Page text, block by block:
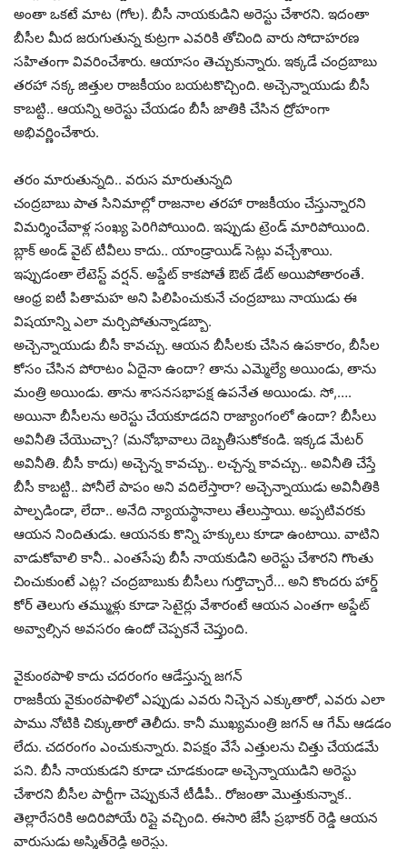
అంతా ఒకటే మాట (గోల). బీసీ నాయకుడిని అరెస్టు చేశారని. ఇదంతా
బీసీల మీద జరుగుతున్న కుట్రగా ఎవరికి తోచింది వారు సోదాహరణ
సహితంగా వివరించేశారు. ఆయాసం తెచ్చుకున్నారు. ఇక్కడే చంద్రబాబు
తరహా నక్క జిత్తుల రాజకీయం బయటకొచ్చింది. అచ్చెన్నాయుడు బీసీ
కాబట్టి.. ఆయన్ని అరెస్టు చేయడం బీసీ జాతికి చేసిన ద్రోహంగా
అభివర్ణించేశారు.
తరం మారుతున్నది.. వరుస మారుతున్నది
చంద్రబాబు పాత సినిమాల్లో రాజనాల తరహా రాజకీయం చేస్తున్నారని
విమర్శించేవాళ్ల సంఖ్య పెరిగిపోయింది. ఇప్పుడు ట్రెండ్ మారిపోయింది.
బ్లాక్ అండ్ వైట్ టీవీలు కాదు.. యాండ్రాయిడ్ సెట్లు వచ్చేశాయి.
ఇప్పుడంతా లేటెస్ట్ వర్షన్. అప్డేట్ కాకపోతే ఔట్ డేట్ అయిపోతారంతే.
ఆంధ్ర ఐటీ పితామహ అని పిలిపించుకునే చంద్రబాబు నాయుడు ఈ
విషయాన్ని ఎలా మర్చిపోతున్నాడబ్బా.
అచ్చెన్నాయుడు బీసీ కావచ్చు. ఆయన బీసీలకు చేసిన ఉపకారం, బీసీల
కోసం చేసిన పోరాటం ఏదైనా ఉందా? తాను ఎమ్మెల్యే అయిండు, తాను
మంత్రి అయిండు. తాను శాసనసభాపక్ష ఉపనేత అయిండు. సో,….
అయినా బీసీలను అరెస్టు చేయకూడదని రాజ్యాంగంలో ఉందా? బీసీలు
అవినీతి చేయొచ్చా? (మనోభావాలు దెబ్బతీసుకోకండి. ఇక్కడ మేటర్
అవినీతి. బీసీ కాదు) అచ్చెన్న కావచ్చు.. లచ్చన్న కావచ్చు.. అవినీతి చేస్తే
బీసీ కాబట్టి.. పోనీలే పాపం అని వదిలేస్తారా? అచ్చెన్నాయుడు అవినీతికి
పాల్పడిండా, లేదా.. అనేది న్యాయస్థానాలు తేలుస్తాయి. అప్పటివరకు
ఆయన నిందితుడు. ఆయనకు కొన్ని హక్కులు కూడా ఉంటాయి. వాటిని
వాడుకోవాలి కానీ.. ఎంతసేపు బీసీ నాయకుడిని అరెస్టు చేశారని గొంతు
చించుకుంటే ఎట్ల? చంద్రబాబుకు బీసీలు గుర్తొచ్చారే… అని కొందరు హార్డ్
కోర్ తెలుగు తమ్ముళ్లు కూడా సెటైర్లు వేశారంటే ఆయన ఎంతగా అప్డేట్
అవ్వాల్సిన అవసరం ఉందో చెప్పకనే చెప్తుంది.
వైకుంఠపాళి కాదు చదరంగం ఆడేస్తున్న జగన్
రాజకీయ వైకుంఠపాళిలో ఎప్పుడు ఎవరు నిచ్చెన ఎక్కుతారో, ఎవరు ఎలా
పాము నోటికి చిక్కుతారో తెలీదు. కానీ ముఖ్యమంత్రి జగన్ ఆ గేమ్ ఆడడం
లేదు. చదరంగం ఎంచుకున్నారు. విపక్షం వేసే ఎత్తులను చిత్తు చేయడమే
పని. బీసీ నాయకుడని కూడా చూడకుండా అచ్చెన్నాయుడిని అరెస్టు
చేశారని బీసీల పార్టీగా చెప్పుకునే టీడీపీ.. రోజంతా మొత్తుకున్నాక..
తెల్లారేసరికి అదిరిపోయే రిప్లై వచ్చింది. ఈసారి జేసీ ప్రభాకర్ రెడ్డి ఆయ‌న
వారుసుడు అస్మిత్‌‌రెడ్డి అరెస్టు.